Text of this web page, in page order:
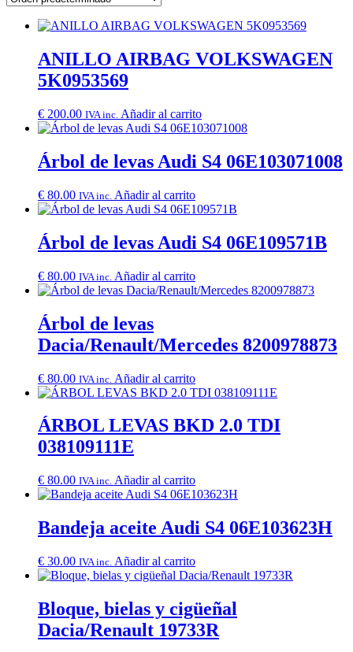
ANILLO AIRBAG VOLKSWAGEN
5K0953569
€ 200.00 IVA inc. Añadir al carrito
Árbol de levas Audi S4 06E103071008
€ 80.00 IVA inc. Añadir al carrito
Árbol de levas Audi S4 06E109571B
€ 80.00 IVA inc. Añadir al carrito
Árbol de levas
Dacia/Renault/Mercedes 8200978873
€ 80.00 IVA inc. Añadir al carrito
ÁRBOL LEVAS BKD 2.0 TDI
038109111E
€ 80.00 IVA inc. Añadir al carrito
Bandeja aceite Audi S4 06E103623H
€ 30.00 IVA inc. Añadir al carrito
Bloque, bielas y cigüeñal
Dacia/Renault 19733R